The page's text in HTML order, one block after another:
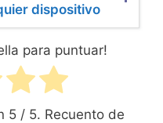
dispositivo
para puntuar!
5 / 5. Recuento de